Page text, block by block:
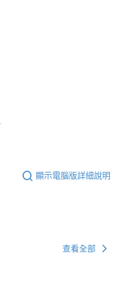
顯示電腦版詳細說明
查看全部